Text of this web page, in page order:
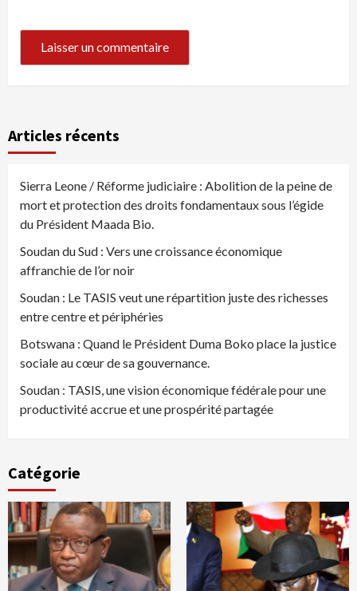
Articles récents
Sierra Leone / Réforme judiciaire : Abolition de la peine de
mort et protection des droits fondamentaux sous l’égide
du Président Maada Bio.
Soudan du Sud : Vers une croissance économique
affranchie de l’or noir
Soudan : Le TASIS veut une répartition juste des richesses
entre centre et périphéries
Botswana : Quand le Président Duma Boko place la justice
sociale au cœur de sa gouvernance.
Soudan : TASIS, une vision économique fédérale pour une
productivité accrue et une prospérité partagée
Catégorie